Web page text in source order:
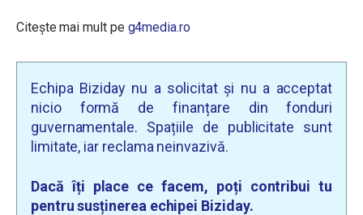
Citește mai mult pe g4media.ro
Echipa Biziday nu a solicitat și nu a acceptat
nicio formă de finanțare din fonduri
guvernamentale. Spațiile de publicitate sunt
limitate, iar reclama neinvazivă.
Dacă îți place ce facem, poți contribui tu
pentru susținerea echipei Biziday.